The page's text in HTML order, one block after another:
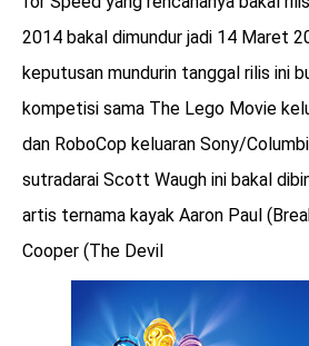
2014 bakal dimundur jadi 14 Maret
keputusan mundurin tanggal rilis ini
kompetisi sama The Lego Movie
dan RoboCop keluaran Sony/
sutradarai Scott Waugh ini bakal
artis ternama kayak Aaron Paul
Cooper (The Devil